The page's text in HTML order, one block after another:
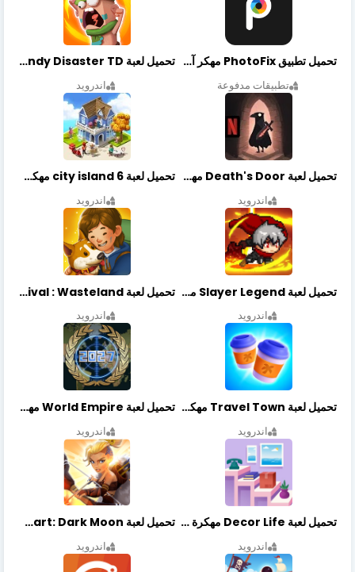
تحميل تطبيق PhotoFix مهكر آخر إصدار
تطبيقات مدفوعة
تحميل لعبة Candy Disaster TD مهكرة اخر إصدار
اندرويد
تحميل لعبة Death's Door مهكرة أخر إصدار
اندرويد
تحميل لعبة city island 6 مهكرة أخر إصدار
اندرويد
تحميل لعبة Slayer Legend مهكرة أخر إصدار
اندرويد
تحميل لعبة Merge Survival : Wasteland مهكرة أخر إصدار
اندرويد
تحميل لعبة Travel Town مهكرة أخر إصدار
اندرويد
تحميل لعبة World Empire مهكرة أخر إصدار
اندرويد
تحميل لعبة Decor Life مهكرة أخر إصدار
اندرويد
تحميل لعبة Lionheart: Dark Moon مهكرة أخر إصدار
اندرويد